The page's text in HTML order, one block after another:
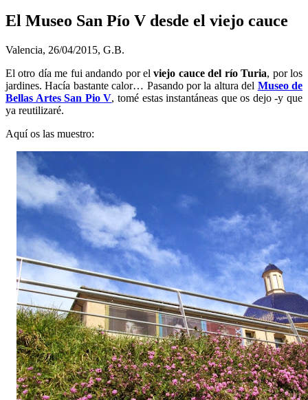
El Museo San Pío V desde el viejo cauce
Valencia, 26/04/2015, G.B.
El otro día me fui andando por elviejo cauce del río Turia, por los
jardines. Hacía bastante calor… Pasando por la altura del Museo de
Bellas Artes San Pio V, tomé estas instantáneas que os dejo -y que
ya reutilizaré.
Aquí os las muestro: